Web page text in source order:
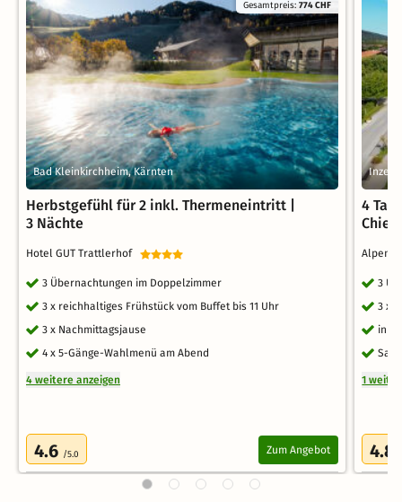
Gesamtpreis:774 CHF
Bad Kleinkirchheim, Kärnten
Herbstgefühl für 2 inkl. Thermeneintritt |
3 Nächte
Hotel GUT Trattlerhof
3 Übernachtungen im Doppelzimmer
3 x reichhaltiges Frühstück vom Buffet bis 11 Uhr
3 x Nachmittagsjause
4 x 5-Gänge-Wahlmenü am Abend
4 weitere anzeigen
4.6 /5.0 Zum Angebot
Inzell,
4
3
3 x
inkl.
1
4.8